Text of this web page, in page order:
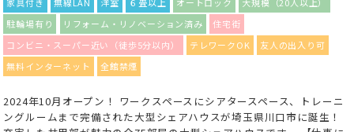
家具付き 無線LAN 洋室 ６畳以上 オートロック
大規模（20人以上）
駐輪場有り
リフォーム・リノベーション済み
住宅街
コンビニ・スーパー近い（徒歩5分以内）
テレワークOK
友人の出入り可
無料インターネット
全館禁煙
2024年10月オープン！ ワークスペースにシアタースペース、トレーニ
ングルームまで完備された大型シェアハウスが埼玉県川口市に誕生！